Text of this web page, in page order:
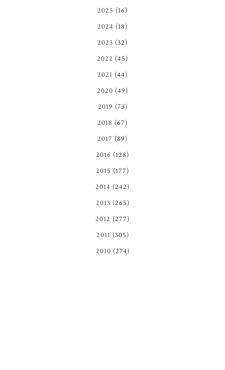
2025 (16)
2024 (18)
2023 (32)
2022 (45)
2021 (44)
2020 (49)
2019 (73)
2018 (67)
2017 (89)
2016 (128)
2015 (177)
2014 (242)
2013 (265)
2012 (277)
2011 (305)
2010 (274)